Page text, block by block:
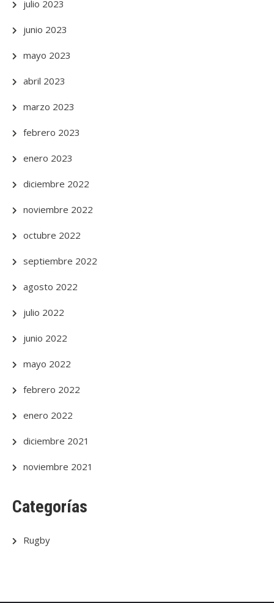
julio 2023
junio 2023
mayo 2023
abril 2023
marzo 2023
febrero 2023
enero 2023
diciembre 2022
noviembre 2022
octubre 2022
septiembre 2022
agosto 2022
julio 2022
junio 2022
mayo 2022
febrero 2022
enero 2022
diciembre 2021
noviembre 2021
Categorías
Rugby